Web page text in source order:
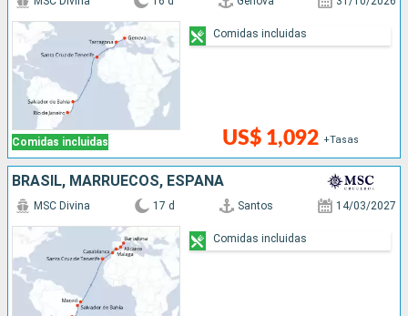
Comidas incluidas US$ 1,092 +Tasas
Comidas incluidas
BRASIL, MARRUECOS, ESPAÑA
MSC Divina 17 d Santos 14/03/2027
Comidas incluidas